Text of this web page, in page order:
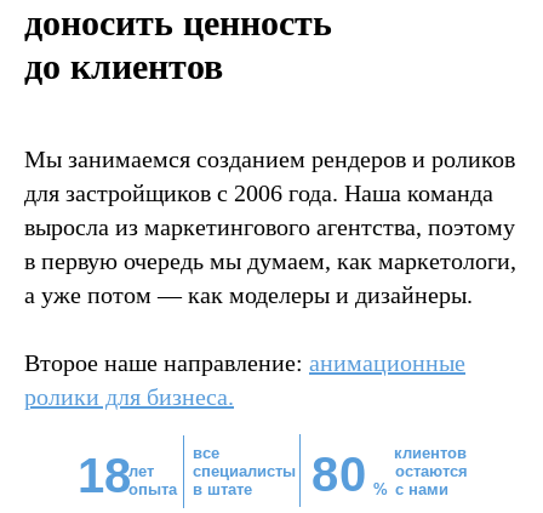
доносить ценность
до клиентов
Мы занимаемся созданием рендеров и роликов
для застройщиков с 2006 года. Наша команда
выросла из маркетингового агентства, поэтому
в первую очередь мы думаем, как маркетологи,
а уже потом — как моделеры и дизайнеры.
Второе наше направление: анимационные
ролики для бизнеса.
18лет
опыта
специалисты
в штате
все 0
8 %
клиентов
остаются
с нами